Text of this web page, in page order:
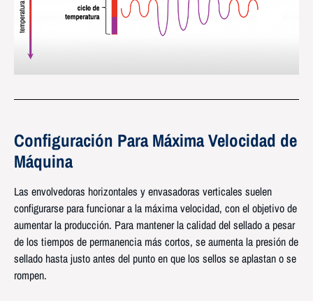
Configuración Para Máxima Velocidad de
Máquina
Las envolvedoras horizontales y envasadoras verticales suelen
configurarse para funcionar a la máxima velocidad, con el objetivo de
aumentar la producción. Para mantener la calidad del sellado a pesar
de los tiempos de permanencia más cortos, se aumenta la presión de
sellado hasta justo antes del punto en que los sellos se aplastan o se
rompen.